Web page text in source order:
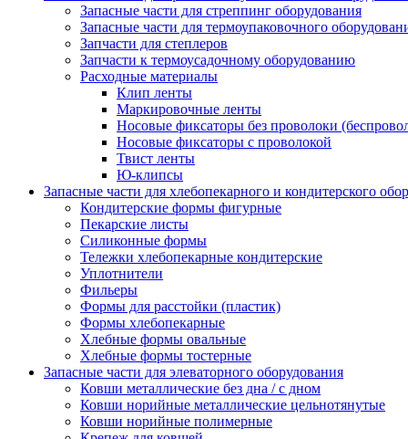
Запасные части для стреппинг оборудования
Запасные части для термоупаковочного
Запчасти для степлеров
Запчасти к термоусадочному оборудованию
Расходные материалы
Клип ленты
Маркировочные ленты
Носовые фиксаторы без проволоки
Носовые фиксаторы с проволокой
Твист ленты
Ю-клипсы
Запасные части для хлебопекарного и кондитерского
Кондитерские формы фигурные
Пекарские листы
Силиконные формы
Тележки хлебопекарные кондитерские
Уплотнители
Фильеры
Формы для расстойки (пластик)
Формы хлебопекарные
Хлебные формы овальные
Хлебные формы тостерные
Запасные части для элеваторного оборудования
Ковши металлические без дна / с дном
Ковши норийные металлические цельнотянутые
Ковши норийные полимерные